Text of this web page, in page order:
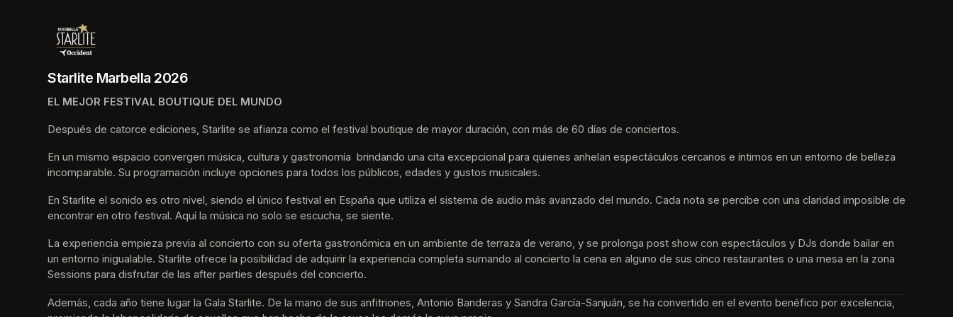
Starlite Marbella 2026
EL MEJOR FESTIVAL BOUTIQUE DEL MUNDO
Después de catorce ediciones, Starlite se afianza como el festival boutique de mayor duración, con más de 60 días de conciertos.
En un mismo espacio convergen música, cultura y gastronomía  brindando una cita excepcional para quienes anhelan espectáculos cercanos e íntimos en un entorno de belleza
incomparable. Su programación incluye opciones para todos los públicos, edades y gustos musicales.
En Starlite el sonido es otro nivel, siendo el único festival en España que utiliza el sistema de audio más avanzado del mundo. Cada nota se percibe con una claridad imposible de
encontrar en otro festival. Aquí la música no solo se escucha, se siente.
La experiencia empieza previa al concierto con su oferta gastronómica en un ambiente de terraza de verano, y se prolonga post show con espectáculos y DJs donde bailar en
un entorno inigualable. Starlite ofrece la posibilidad de adquirir la experiencia completa sumando al concierto la cena en alguno de sus cinco restaurantes o una mesa en la zona
Sessions para disfrutar de las after parties después del concierto.
Además, cada año tiene lugar la Gala Starlite. De la mano de sus anfitriones, Antonio Banderas y Sandra García-Sanjuán, se ha convertido en el evento benéfico por excelencia,